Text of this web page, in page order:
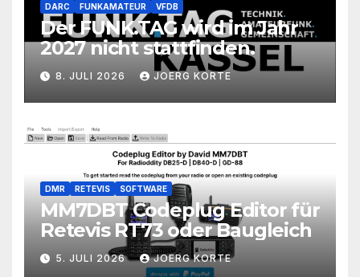
DARC FUNKAMATEUR VFDB
Der FUNK.TAG wird im Jahr
2027 nicht stattfinden.
8. JULI 2026 JOERG KORTE
DMR RETEVIS SOFTWARE
MM7DBT Codeplug Editor für
Retevis RT73 oder Baugleich
5. JULI 2026 JOERG KORTE